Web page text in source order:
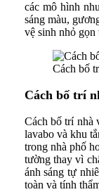
các mô hình
sáng màu,
vệ sinh nhỏ gọn
Cách bố
Cách bố trí
Cách bố trí nhà
lavabo và khu
trong nhà phố
tường thay vì
ánh sáng tự
toàn và tính